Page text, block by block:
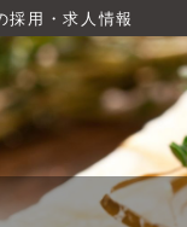
採用・求人情報